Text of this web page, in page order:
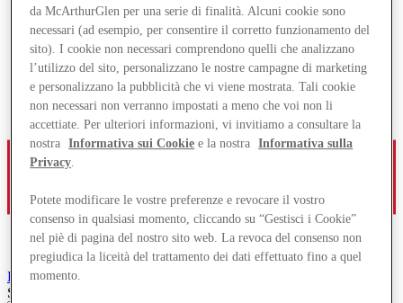
ParndorfDesigner Outlet
Search input
da McArthurGlen per una serie di finalità. Alcuni cookie sono
necessari (ad esempio, per consentire il corretto funzionamento del
sito). I cookie non necessari comprendono quelli che analizzano
l’utilizzo del sito, personalizzano le nostre campagne di marketing
e personalizzano la pubblicità che vi viene mostrata. Tali cookie
non necessari non verranno impostati a meno che voi non li
accettiate. Per ulteriori informazioni, vi invitiamo a consultare la
nostra
Informativa sui Cookie e la nostra
Informativa sulla
Privacy
Potete modificare le vostre preferenze e revocare il vostro
consenso in qualsiasi momento, cliccando su “Gestisci i Cookie”
nel piè di pagina del nostro sito web. La revoca del consenso non
pregiudica la liceità del trattamento dei dati effettuato fino a quel
momento.